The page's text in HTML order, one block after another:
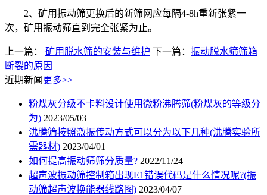
2、矿用振动筛更换后的新筛网应每隔4-8h重新张紧一
次，矿用振动筛直到完全张紧为止。
上一篇： 矿用脱水筛的安装与维护 下一篇： 振动脱水筛筛箱
断裂的原因
近期新闻 更多>>
粉煤灰分级不卡料设计使用微粉沸腾筛(粉煤灰的等级分
为) 2023/05/03
沸腾筛按照激振传动方式可以分为以下几种(沸腾实验所
需器材) 2023/04/01
如何提高振动筛筛分质量? 2022/11/24
超声波振动筛控制箱出现E1错误代码是什么情况呢?(振
动筛超声波换能器线路图) 2023/04/07